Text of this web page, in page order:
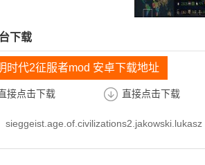
下载
时代2征服者mod 安卓下载地址
接点击下载 直接点击下载
sieggeist.age.of.civilizations2.jakowski.lukasz